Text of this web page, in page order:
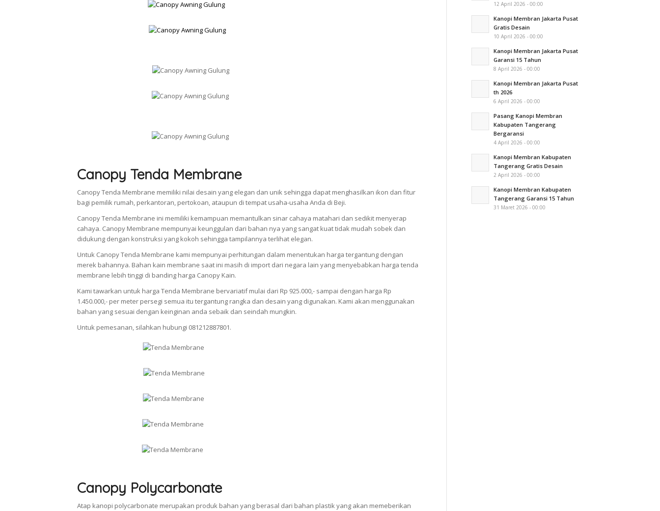
Canopy Tenda Membrane
Canopy Tenda Membrane memiliki nilai desain yang elegan dan unik sehingga dapat menghasilkan ikon dan fitur
bagi pemilik rumah, perkantoran, pertokoan, ataupun di tempat usaha-usaha Anda di Beji.
Canopy Tenda Membrane ini memiliki kemampuan memantulkan sinar cahaya matahari dan sedikit menyerap
cahaya. Canopy Membrane mempunyai keunggulan dari bahan nya yang sangat kuat tidak mudah sobek dan
didukung dengan konstruksi yang kokoh sehingga tampilannya terlihat elegan.
Untuk Canopy Tenda Membrane kami mempunyai perhitungan dalam menentukan harga tergantung dengan
merek bahannya. Bahan kain membrane saat ini masih di import dari negara lain yang menyebabkan harga tenda
membrane lebih tinggi di banding harga Canopy Kain.
Kami tawarkan untuk harga Tenda Membrane bervariatif mulai dari Rp 925.000,- sampai dengan harga Rp
1.450.000,- per meter persegi semua itu tergantung rangka dan desain yang digunakan. Kami akan menggunakan
bahan yang sesuai dengan keinginan anda sebaik dan seindah mungkin.
Untuk pemesanan, silahkan hubungi 081212887801.
Canopy Polycarbonate
Atap kanopi polycarbonate merupakan produk bahan yang berasal dari bahan plastik yang akan memeberikan
12 April 2026 - 00:00
Kanopi Membran Jakarta Pusat
Gratis Desain
10 April 2026 - 00:00
Kanopi Membran Jakarta Pusat
Garansi 15 Tahun
8 April 2026 - 00:00
Kanopi Membran Jakarta Pusat
th 2026
6 April 2026 - 00:00
Pasang Kanopi Membran
Kabupaten Tangerang
Bergaransi
4 April 2026 - 00:00
Kanopi Membran Kabupaten
Tangerang Gratis Desain
2 April 2026 - 00:00
Kanopi Membran Kabupaten
Tangerang Garansi 15 Tahun
31 Maret 2026 - 00:00